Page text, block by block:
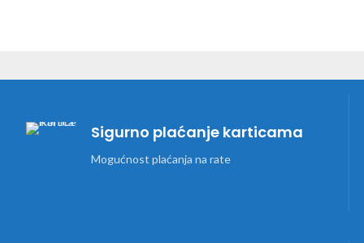
Sigurno plaćanje karticama
Mogućnost plaćanja na rate